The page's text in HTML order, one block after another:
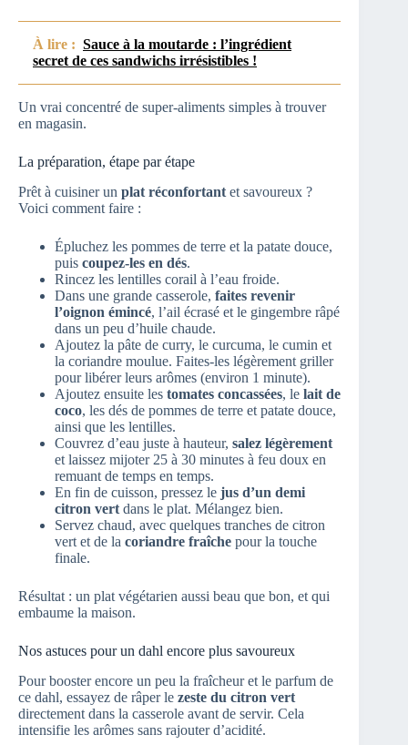
À lire : Sauce à la moutarde : l’ingrédient
secret de ces sandwichs irrésistibles !
Un vrai concentré de super-aliments simples à trouver
en magasin.
La préparation, étape par étape
Prêt à cuisiner un plat réconfortant et savoureux ?
Voici comment faire :
Épluchez les pommes de terre et la patate douce,
puis coupez-les en dés.
Rincez les lentilles corail à l’eau froide.
Dans une grande casserole, faites revenir
l’oignon émincé, l’ail écrasé et le gingembre râpé
dans un peu d’huile chaude.
Ajoutez la pâte de curry, le curcuma, le cumin et
la coriandre moulue. Faites-les légèrement griller
pour libérer leurs arômes (environ 1 minute).
Ajoutez ensuite les tomates concassées, le lait de
coco, les dés de pommes de terre et patate douce,
ainsi que les lentilles.
Couvrez d’eau juste à hauteur, salez légèrement
et laissez mijoter 25 à 30 minutes à feu doux en
remuant de temps en temps.
En fin de cuisson, pressez le jus d’un demi
citron vert dans le plat. Mélangez bien.
Servez chaud, avec quelques tranches de citron
vert et de la coriandre fraîche pour la touche
finale.
Résultat : un plat végétarien aussi beau que bon, et qui
embaume la maison.
Nos astuces pour un dahl encore plus savoureux
Pour booster encore un peu la fraîcheur et le parfum de
ce dahl, essayez de râper le zeste du citron vert
directement dans la casserole avant de servir. Cela
intensifie les arômes sans rajouter d’acidité.